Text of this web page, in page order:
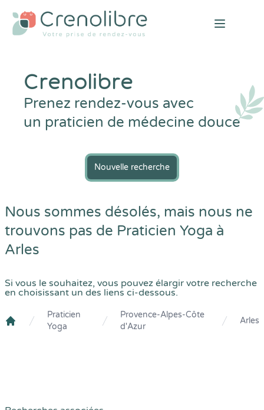
Open
Crenolibre
Prenez rendez-vous avec
un praticien de médecine douce
Nouvelle recherche
Nous sommes désolés, mais nous ne
trouvons pas de Praticien Yoga à
Arles
Si vous le souhaitez, vous pouvez élargir votre recherche
en choisissant un des liens ci-dessous.
Crenolibre
Praticien
Yoga
Provence-Alpes-Côte
d'Azur
Arles